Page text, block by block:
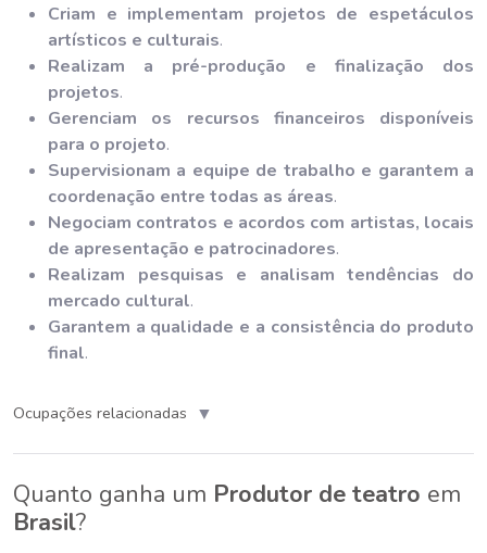
Criam e implementam projetos de espetáculos
artísticos e culturais.
Realizam a pré-produção e finalização dos
projetos.
Gerenciam os recursos financeiros disponíveis
para o projeto.
Supervisionam a equipe de trabalho e garantem a
coordenação entre todas as áreas.
Negociam contratos e acordos com artistas, locais
de apresentação e patrocinadores.
Realizam pesquisas e analisam tendências do
mercado cultural.
Garantem a qualidade e a consistência do produto
final.
Ocupações relacionadas ▼
Quanto ganha um Produtor de teatro em
Brasil?